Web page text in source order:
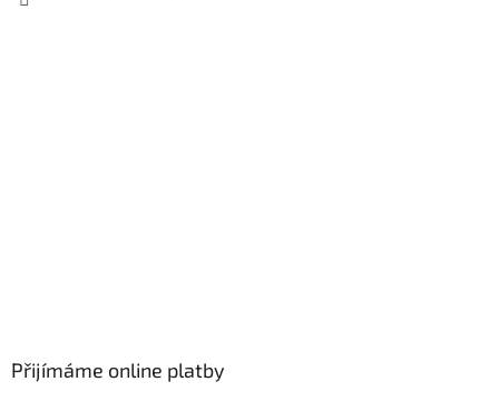
Přijímáme online platby